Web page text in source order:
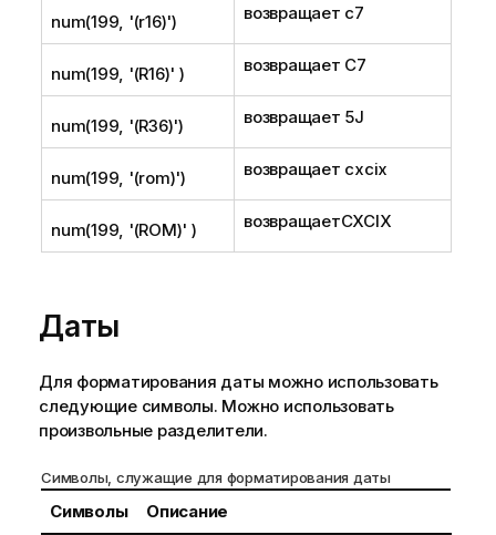
num(199, '(r16)') возвращает c7
num(199, '(R16)' ) возвращает C7
num(199, '(R36)') возвращает 5J
num(199, '(rom)') возвращает cxcix
num(199, '(ROM)' ) возвращаетCXCIX
Даты
Для форматирования даты можно использовать
следующие символы. Можно использовать
произвольные разделители.
Символы, служащие для форматирования даты
Символы Описание